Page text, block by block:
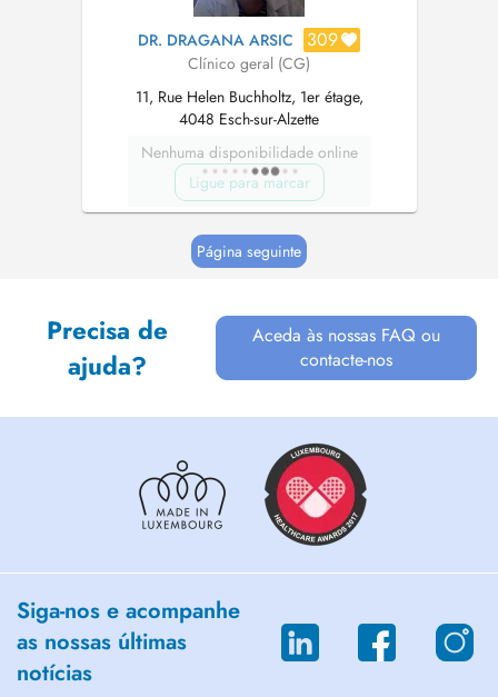
DR. DRAGANA ARSIC 309
Clínico geral (CG)
11, Rue Helen Buchholtz, 1er étage,
4048 Esch-sur-Alzette
Nenhuma disponibilidade online
Ligue para marcar
Página seguinte
Precisa de
ajuda?
Aceda às nossas FAQ ou
contacte-nos
Siga-nos e acompanhe
as nossas últimas
notícias